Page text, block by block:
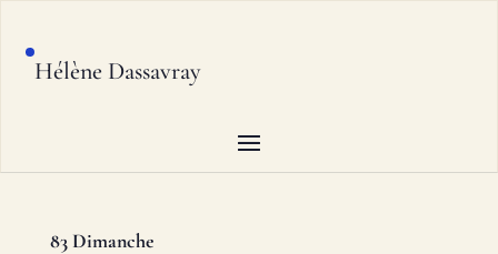
Hélène Dassavray
83 Dimanche